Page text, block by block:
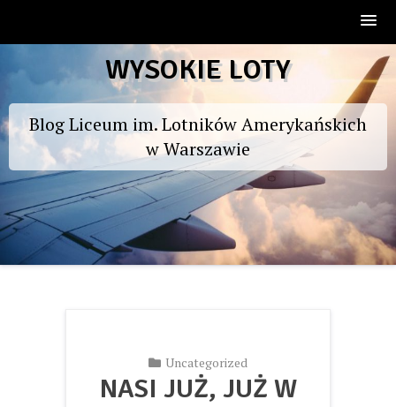
to
WYSOKIE LOTY
Blog Liceum im. Lotników Amerykańskich
w Warszawie
Uncategorized
NASI JUŻ, JUŻ W